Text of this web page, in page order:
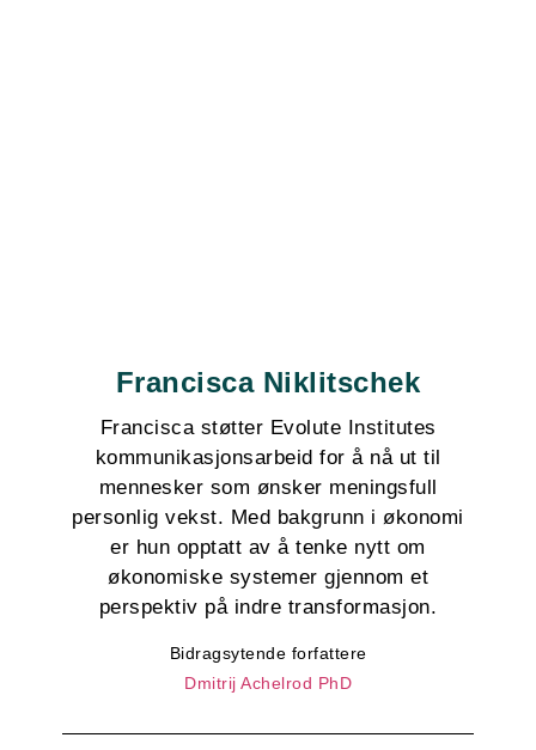
Francisca Niklitschek
Francisca støtter Evolute Institutes
kommunikasjonsarbeid for å nå ut til
mennesker som ønsker meningsfull
personlig vekst. Med bakgrunn i økonomi
er hun opptatt av å tenke nytt om
økonomiske systemer gjennom et
perspektiv på indre transformasjon.
Bidragsytende forfattere
Dmitrij Achelrod PhD